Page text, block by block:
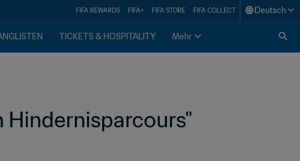
FIFA REWARDS FIFA+ FIFA STORE FIFA COLLECT Deutsch
TICKETS & HOSPITALITY Mehr
Hindernisparcours"